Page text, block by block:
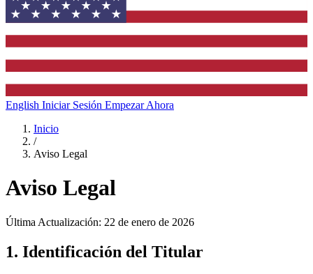
English Iniciar Sesión Empezar Ahora
Inicio
/
Aviso Legal
Aviso Legal
Última Actualización: 22 de enero de 2026
1. Identificación del Titular